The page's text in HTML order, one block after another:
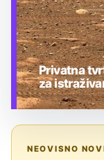
Privatna
za
NEOVISNO